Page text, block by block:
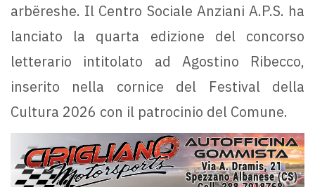
arbëreshe. Il Centro Sociale Anziani A.P.S. ha
lanciato la quarta edizione del concorso
letterario intitolato ad Agostino Ribecco,
inserito nella cornice del Festival della
Cultura 2026 con il patrocinio del Comune.